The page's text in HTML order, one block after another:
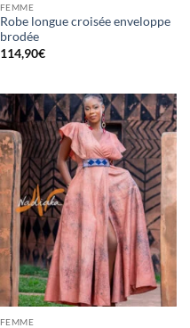
FEMME
Robe longue croisée enveloppe
brodée
114,90€
FEMME